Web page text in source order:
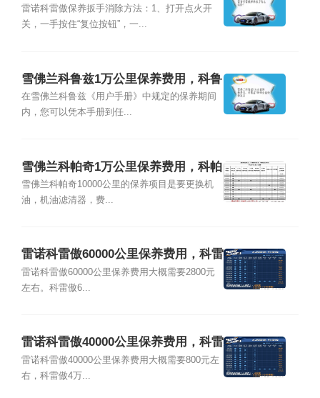
雷诺科雷傲保养扳手消除方法：1、打开点火开
关，一手按住“复位按钮”，一...
雪佛兰科鲁兹1万公里保养费用，科鲁
兹10000公里保养项目
在雪佛兰科鲁兹《用户手册》中规定的保养期间
内，您可以凭本手册到任...
雪佛兰科帕奇1万公里保养费用，科帕
奇10000公里保养项目
雪佛兰科帕奇10000公里的保养项目是要更换机
油，机油滤清器，费...
雷诺科雷傲60000公里保养费用，科雷
傲6万公里保养项目
雷诺科雷傲60000公里保养费用大概需要2800元
左右。科雷傲6...
雷诺科雷傲40000公里保养费用，科雷
傲4万公里保养项目
雷诺科雷傲40000公里保养费用大概需要800元左
右，科雷傲4万...